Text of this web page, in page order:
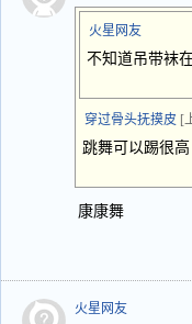
火星网友
不知道吊带袜
穿过骨头抚摸皮 [
跳舞可以踢很高
康康舞
火星网友